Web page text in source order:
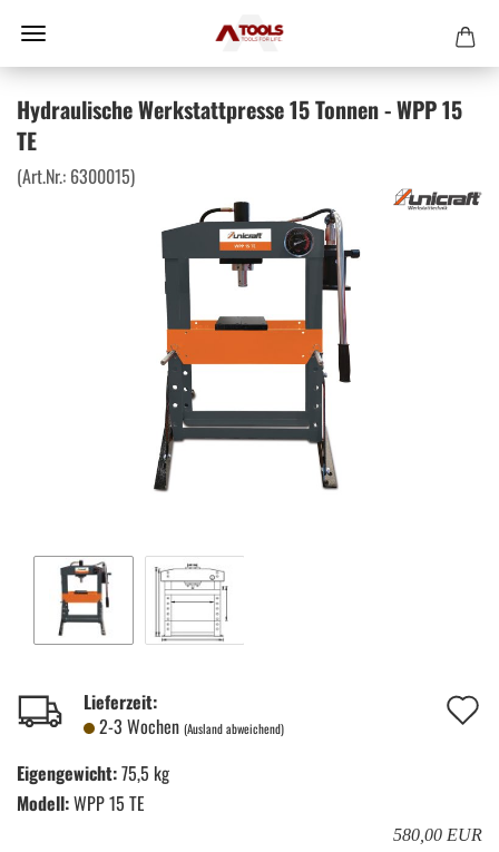
Hydraulische Werkstattpresse 15 Tonnen - WPP 15
TE
(Art.Nr.: 6300015)
Lieferzeit:
2-3 Wochen (Ausland abweichend)
Eigengewicht:75,5 kg
Modell:WPP 15 TE
580,00 EUR